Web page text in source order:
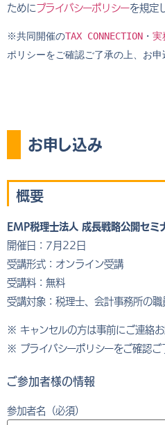
ためにプライバシーポリシーを規定
※共同開催のTAX CONNECTION ・ 実
ポリシーをご確認ご了承の上、お申
お申し込み
概要
EMP税理士法人 成長戦略公開セミ
開催日：7月22日
受講形式：オンライン受講
受講料：無料
受講対象：税理士、会計事務所の職
※ キャンセルの方は事前にご連絡お
※ プライバシーポリシーをご確認ご
ご参加者様の情報
参加者名（必須）